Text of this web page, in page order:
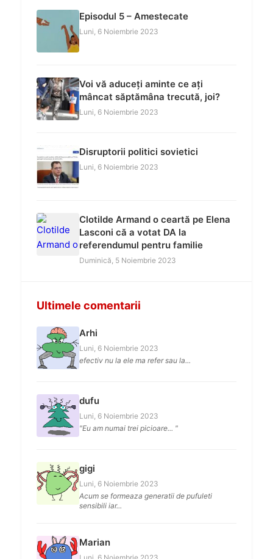
Episodul 5 – Amestecate
Luni, 6 Noiembrie 2023
Voi vă aduceți aminte ce ați
mâncat săptămâna trecută, joi?
Luni, 6 Noiembrie 2023
Disruptorii politici sovietici
Luni, 6 Noiembrie 2023
Clotilde Armand o ceartă pe Elena
Lasconi că a votat DA la
referendumul pentru familie
Duminică, 5 Noiembrie 2023
Ultimele comentarii
Arhi
Luni, 6 Noiembrie 2023
efectiv nu la ele ma refer sau la...
dufu
Luni, 6 Noiembrie 2023
"Eu am numai trei picioare... "
gigi
Luni, 6 Noiembrie 2023
Acum se formeaza generatii de pufuleti
sensibili iar...
Marian